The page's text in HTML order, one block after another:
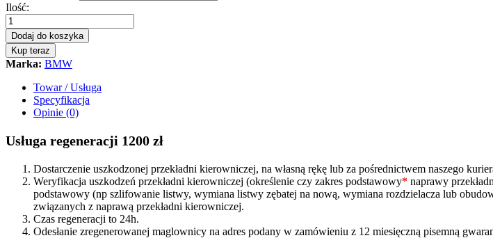
Przekładnia
kierownicza
-
maglownica
BMW
7
F01/F02
LISTWA
Ilość:
Dodaj do koszyka
Kup teraz
Marka: BMW
Towar / Usługa
Specyfikacja
Opinie (0)
Usługa regeneracji 1200 zł
Dostarczenie uszkodzonej przekładni kierowniczej, na własną rękę lub za pośrednictwem naszego
Weryfikacja uszkodzeń przekładni kierowniczej (określenie czy zakres podstawowy* naprawy
podstawowy (np szlifowanie listwy, wymiana listwy zębatej na nową, wymiana rozdzielacza lub
związanych z naprawą przekładni kierowniczej.
Czas regeneracji to 24h.
Odesłanie zregenerowanej maglownicy na adres podany w zamówieniu z 12 miesięczną pisemną